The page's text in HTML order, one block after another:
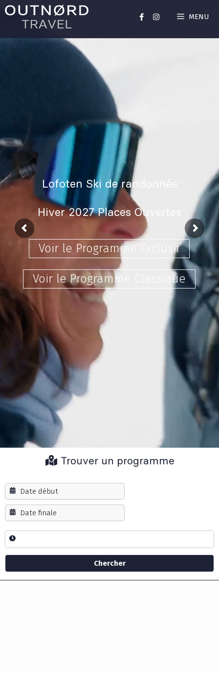
MENU
Lofoten Ski de randonnée
Hiver 2027 Places Ouvertes
Voir le Programme Exclusif
Voir le Programme Classique
Trouver un programme